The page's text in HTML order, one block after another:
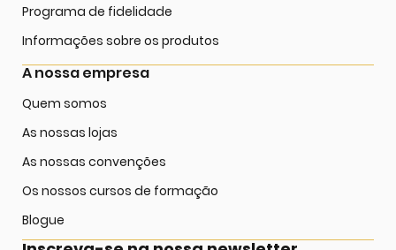
A nossa empresa
Quem somos
As nossas lojas
As nossas convenções
Os nossos cursos de formação
Blogue
Programa de fidelidade
Informações sobre os produtos